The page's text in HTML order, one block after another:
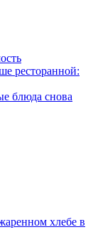
ресторанной:
блюда снова